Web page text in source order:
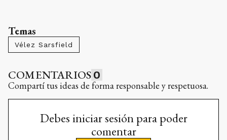
Temas
Vélez Sarsfield
COMENTARIOS 0
Compartí tus ideas de forma responsable y respetuosa.
Debes iniciar sesión para poder
comentar